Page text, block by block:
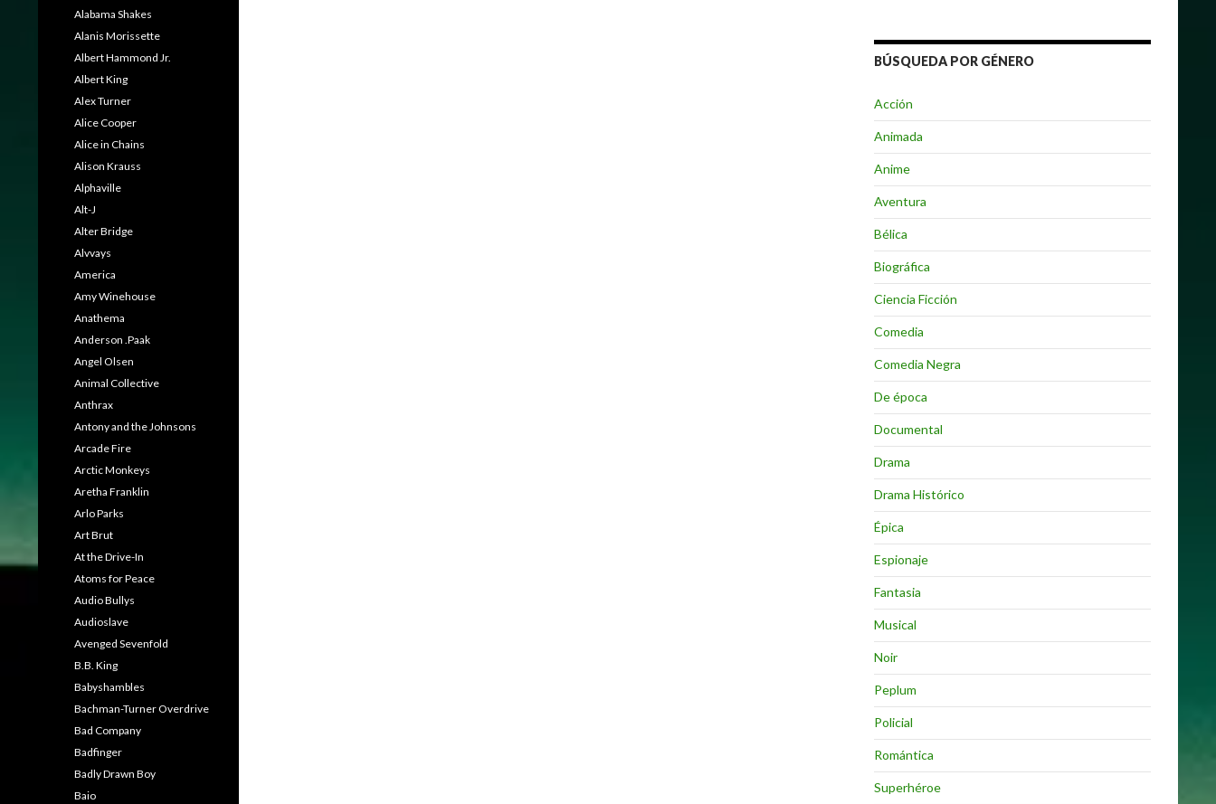
BÚSQUEDA POR GÉNERO
Acción
Animada
Anime
Aventura
Bélica
Biográfica
Ciencia Ficción
Comedia
Comedia Negra
De época
Documental
Drama
Drama Histórico
Épica
Espionaje
Fantasia
Musical
Noir
Peplum
Policial
Romántica
Superhéroe
Alabama Shakes
Alanis Morissette
Albert Hammond Jr.
Albert King
Alex Turner
Alice Cooper
Alice in Chains
Alison Krauss
Alphaville
Alt-J
Alter Bridge
Alvvays
America
Amy Winehouse
Anathema
Anderson .Paak
Angel Olsen
Animal Collective
Anthrax
Antony and the Johnsons
Arcade Fire
Arctic Monkeys
Aretha Franklin
Arlo Parks
Art Brut
At the Drive-In
Atoms for Peace
Audio Bullys
Audioslave
Avenged Sevenfold
B.B. King
Babyshambles
Bachman-Turner Overdrive
Bad Company
Badfinger
Badly Drawn Boy
Baio